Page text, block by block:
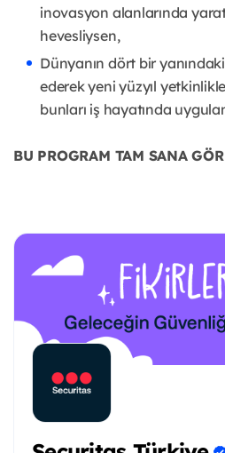
inovasyon alanlarında
hevesliysen,
Dünyanın dört bir
ederek yeni yüzyıl
bunları iş hayatında
BU PROGRAM TAM SANA